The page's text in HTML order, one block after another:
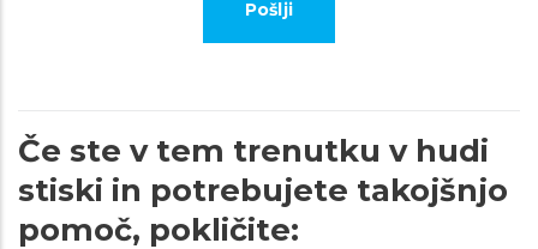
Če ste v tem trenutku v hudi
stiski in potrebujete takojšnjo
pomoč, pokličite: